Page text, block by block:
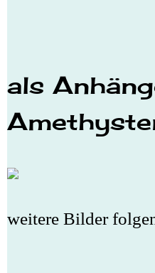
als
weitere Bilder